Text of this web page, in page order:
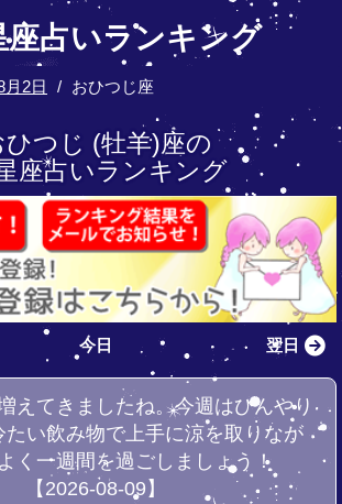
座占いランキング
月2日 おひつじ座
ひつじ (牡羊)座の
座占いランキング
今日 翌日
えてきましたね。今週はひんやり
たい飲み物で上手に涼を取りなが
く一週間を過ごしましょう！
【2026-08-09】